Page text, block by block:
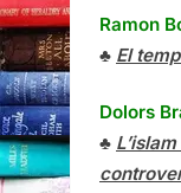
Ramon
♣ El
Dolors
♣